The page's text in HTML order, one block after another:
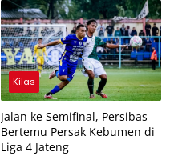
Kilas
Jalan ke Semifinal, Persibas
Bertemu Persak Kebumen di
Liga 4 Jateng